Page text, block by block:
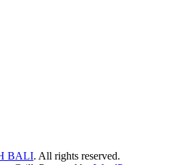
BALI. All rights reserved.